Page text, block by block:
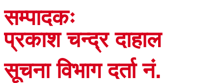
सम्पादकः
प्रकाश चन्द्र दाहाल
सूचना विभाग दर्ता नं.